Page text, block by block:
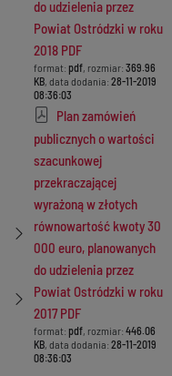
do udzielenia przez
Powiat Ostródzki w roku
2018 PDF
format: pdf, rozmiar: 369.96
KB, data dodania: 28-11-2019
08:36:03
Plan zamówień
publicznych o wartości
szacunkowej
przekraczającej
wyrażoną w złotych
równowartość kwoty 30
000 euro, planowanych
do udzielenia przez
Powiat Ostródzki w roku
2017 PDF
format: pdf, rozmiar: 446.06
KB, data dodania: 28-11-2019
08:36:03